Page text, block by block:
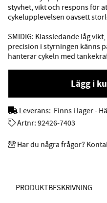
PRODUKTBESKRIVNING
styvhet, vikt och respons för
cykelupplevelsen oavsett
SMIDIG: Klassledande låg
precision i styrningen känns
hanterar cykeln med
Lägg i
Leverans: Finns i lager -
Artnr: 92426-7403
Har du några frågor?